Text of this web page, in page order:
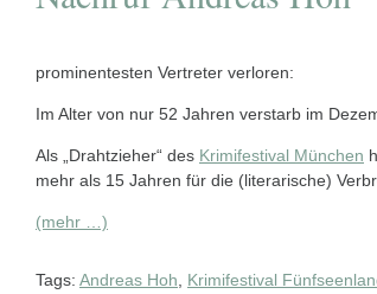
prominentesten Vertreter verloren:
Im Alter von nur 52 Jahren verstarb im
Als „Drahtzieher“ des Krimifestival München
mehr als 15 Jahren für die (literarische)
(mehr …)
Tags: Andreas Hoh Krimifestival